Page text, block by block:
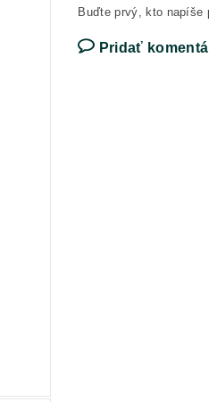
Buďte prvý, kto napíše
Pridať